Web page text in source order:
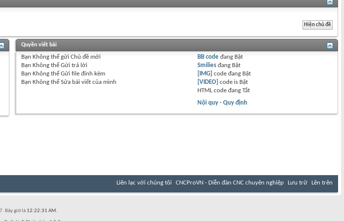
Quyền viết bài
Bạn Không thểgửi Chủ đề mới
Bạn Không thểGửi trả lời
Bạn Không thểGửi file đính kèm
Bạn Không thểSửa bài viết của mình
BB code đang Bật
Smilies đang Bật
[IMG] code đang Bật
[VIDEO] code is Bật
HTML code đangTắt
Nội quy - Quy định
Liên lạc với chúng tôi CNCProVN - Diễn đàn CNC chuyên nghiệp Lưu trữ Lên trên
Bây giờ là 12:22:31 AM.